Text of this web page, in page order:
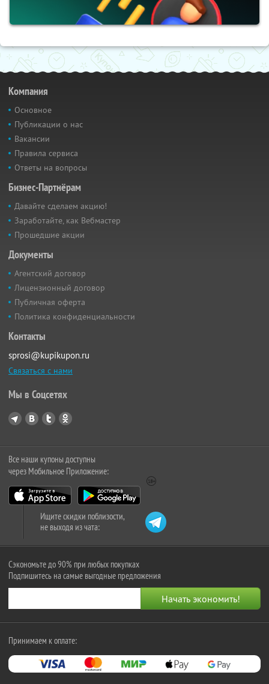
Компания
Основное
Публикации о нас
Вакансии
Правила сервиса
Ответы на вопросы
Бизнес-Партнёрам
Давайте сделаем акцию!
Заработайте, как Вебмастер
Прошедшие акции
Документы
Агентский договор
Лицензионный договор
Публичная оферта
Политика конфиденциальности
Контакты
sprosi@kupikupon.ru
Связаться с нами
Мы в Соцсетях
Все наши купоны доступны
через Мобильное Приложение:
Ищите скидки поблизости,
не выходя из чата:
Сэкономьте до 90% при любых покупках
Подпишитесь на самые выгодные предложения
Принимаем к оплате: